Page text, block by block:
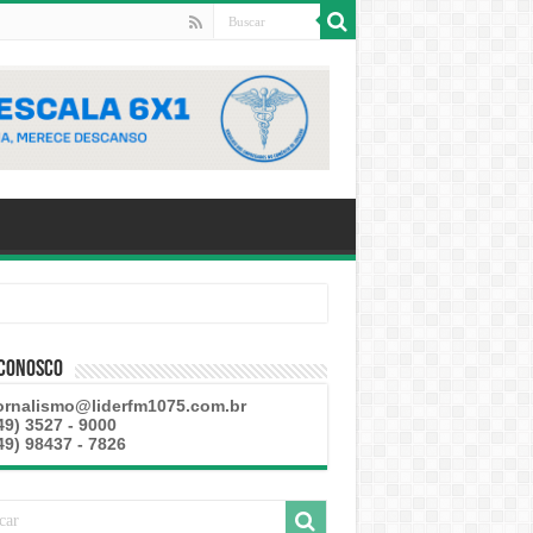
3527 - 9000
98437 - 7826